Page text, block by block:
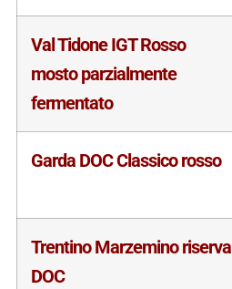
Val Tidone IGT Rosso
mosto parzialmente
fermentato
Garda DOC Classico rosso
Trentino Marzemino riserva
DOC